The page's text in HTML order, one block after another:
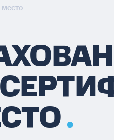
место